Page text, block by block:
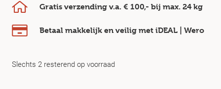
Gratis verzending v.a. € 100,- bij max. 24 kg
Betaal makkelijk en veilig met iDEAL | Wero
Slechts 2 resterend op voorraad